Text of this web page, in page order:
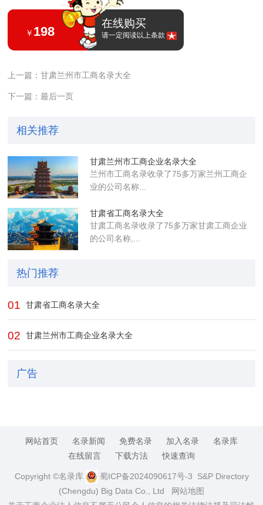
￥ 198
在线购买
请一定阅读以上条款
上一篇：甘肃兰州市工商名录大全
下一篇：最后一页
相关推荐
甘肃兰州市工商企业名录大全
兰州市工商名录收录了75多万家兰州工商企
业的公司名称...
甘肃省工商名录大全
甘肃工商名录收录了75多万家甘肃工商企业
的公司名称,...
热门推荐
01 甘肃省工商名录大全
02 甘肃兰州市工商企业名录大全
广告
网站首页 名录新闻 免费名录 加入名录
名录库
在线留言
下载方法 快速查询
Copyright ©名录库 蜀ICP备2024090617号-3 S&P Directory
(Chengdu) Big Data Co., Ltd
网站地图